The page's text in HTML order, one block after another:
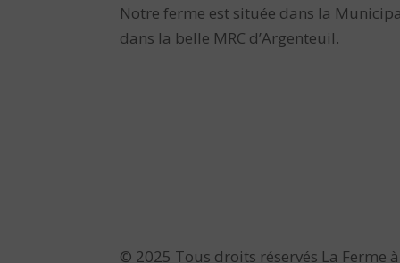
Notre ferme est située dans la
dans la belle MRC d’Argenteuil.
© 2025 Tous droits réservés La Ferme à